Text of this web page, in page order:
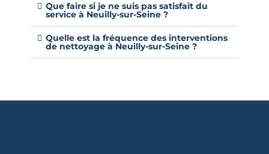
Que faire si je ne suis pas satisfait du
service à Neuilly-sur-Seine ?
Quelle est la fréquence des interventions
de nettoyage à Neuilly-sur-Seine ?